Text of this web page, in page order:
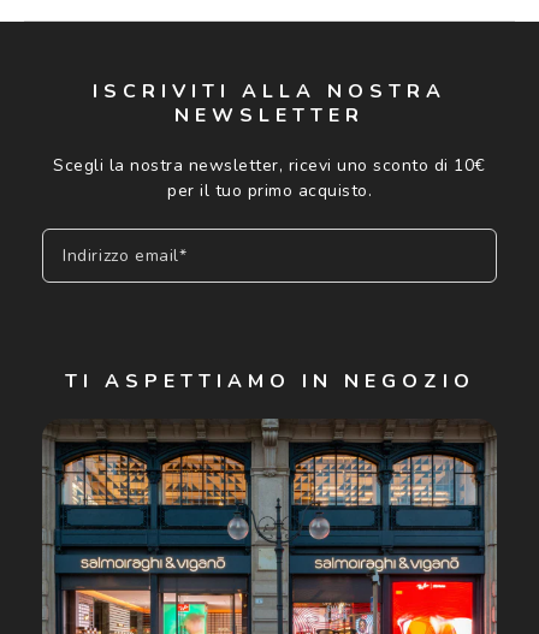
ISCRIVITI ALLA NOSTRA
NEWSLETTER
Scegli la nostra newsletter, ricevi uno sconto di 10€
per il tuo primo acquisto.
Indirizzo email*
Cliccando su "Iscriviti", confermo di avere più di 16 anni e
acconsento all'utilizzo dei miei Dati Personali da parte di
Luxottica Group S.p.A. per l'invio di offerte speciali, novità
ed altre comunicazioni di carattere pubblicitario (consultare
Informativa sulla privacyper ulteriori informazioni).
TI ASPETTIAMO IN NEGOZIO